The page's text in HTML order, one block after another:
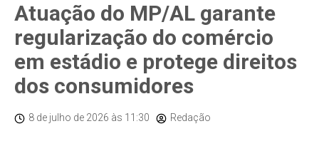
Atuação do MP/AL garante
regularização do comércio
em estádio e protege direitos
dos consumidores
8 de julho de 2026 às 11:30 Redação